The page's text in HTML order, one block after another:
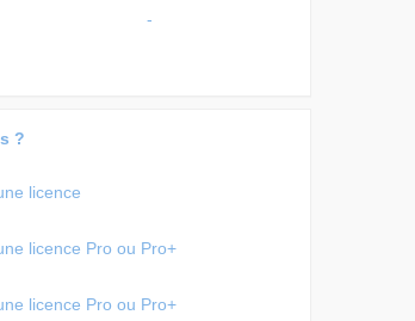
-
?
licence
licence Pro ou Pro+
licence Pro ou Pro+